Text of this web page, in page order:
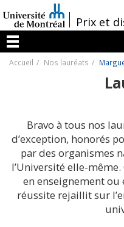
au
contenu
/Prix et
Menu
Accueil Nos lauréats
Bravo à tous nos
d’exception, honorés
par des organismes
l’Université elle-
en enseignement ou
réussite rejaillit sur